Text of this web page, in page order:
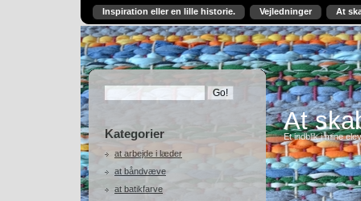
Inspiration eller en lille historie. Vejledninger At
Kategorier
at arbejde i læder
at båndvæve
at batikfarve
At
Et indblik i mine